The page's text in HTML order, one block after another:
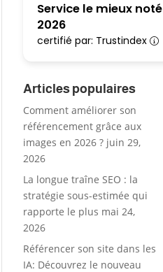
Service le mieux noté
2026
certifié par: Trustindex
Articles populaires
Comment améliorer son
référencement grâce aux
images en 2026 ? juin 29,
2026
La longue traîne SEO : la
stratégie sous-estimée qui
rapporte le plus mai 24,
2026
Référencer son site dans les
IA: Découvrez le nouveau